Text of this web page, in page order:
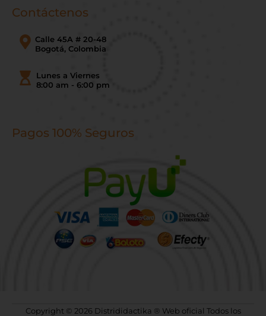
Contáctenos
Calle 45A # 20-48
Bogotá, Colombia
Lunes a Viernes
8:00 am - 6:00 pm
Pagos 100% Seguros
Copyright © 2026 Distrididactika ® Web oficial Todos los